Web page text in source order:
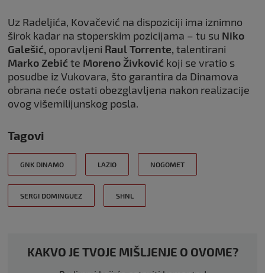
Uz Radeljića, Kovačević na dispoziciji ima iznimno
širok kadar na stoperskim pozicijama – tu su Niko
Galešić, oporavljeni RaulTorrente, talentirani
Marko Zebić te Moreno Živković koji se vratio s
posudbe iz Vukovara, što garantira da Dinamova
obrana neće ostati obezglavljena nakon realizacije
ovog višemilijunskog posla.
Tagovi
GNK DINAMO LAZIO NOGOMET
SERGI DOMINGUEZ SHNL
KAKVO JE TVOJE MIŠLJENJE O OVOME?